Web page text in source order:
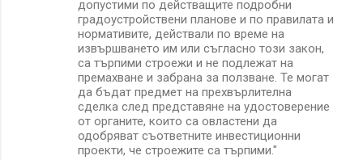
допустими по действащите подробни
градоустройствени планове и по правилата и
нормативите, действали по време на
извършването им или съгласно този закон,
са търпими строежи и не подлежат на
премахване и забрана за ползване. Те могат
да бъдат предмет на прехвърлителна
сделка след представяне на удостоверение
от органите, които са овластени да
одобряват съответните инвестиционни
проекти, че строежите са търпими."